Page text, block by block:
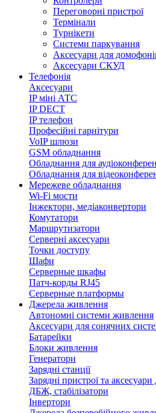
Переговорні пристрої
Термінали
Турнікети
Системи паркування
Аксесуари для
Аксесуари СКУД
Телефонія
Аксесуари
IP міні АТС
IP DECT
IP телефон
Професійні гарнітури
VoIP шлюзи
GSM обладнання
Обладнання для
Обладнання для
Мережеве обладнання
Wi-Fi мости
Інжектори, медіаконвертори
Комутатори
Маршрутизатори
Серверні аксесуари
Точки доступу
Шафи
Серверные шкафы
Патч-корды RJ45
Серверные платформы
Джерела живлення
Автономні системи живлення
Аксесуари для сонячних
Батарейки
Блоки живлення
Генератори
Зарядні станції
Зарядні пристрої та аксесуари
ДБЖ, стабілізатори
Інвертори